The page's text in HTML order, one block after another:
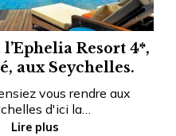
Resort 4*,
aux Seychelles.
vous rendre aux
d'ici la…
Lire plus